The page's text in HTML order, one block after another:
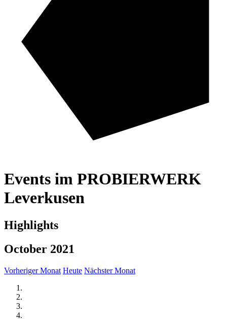
Events im PROBIERWERK
Leverkusen
Highlights
October 2021
Vorheriger Monat Heute Nächster Monat